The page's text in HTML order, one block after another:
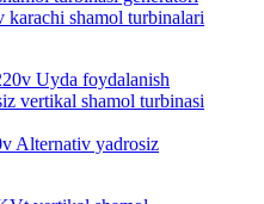
shamol turbinalari
Alternativ yadrosiz